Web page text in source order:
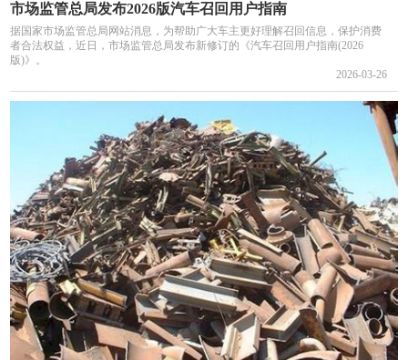
市场监管总局发布2026版汽车召回用户指南
据国家市场监管总局网站消息，为帮助广大车主更好理解召回信息，保护消费
者合法权益，近日，市场监管总局发布新修订的《汽车召回用户指南(2026
版)》。
2026-03-26